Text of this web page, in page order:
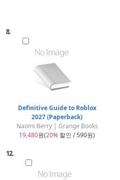
8.
Definitive Guide to Roblox
2027 (Paperback)
Naomi Berry | Grange Books
19,480원(20% 할인 / 590원)
12.